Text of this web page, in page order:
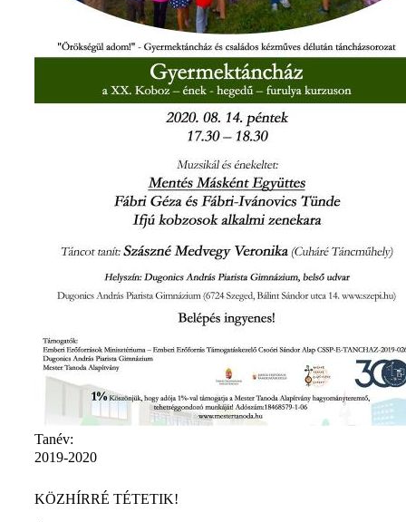
Tanév:
2019-2020
KÖZHÍRRÉ TÉTETIK!